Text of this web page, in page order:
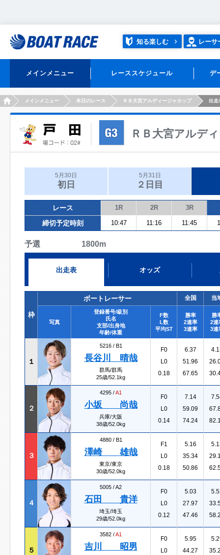
知る楽しむ レーサ
メインメニュー レーススケジュール デ
HOMEメインメニュー 本日のレース ＲＢ大宮アルディージャカップ 出走
ＲＢ大宮アルデ
5月30日
初日
5月31日
２日目
レース 1R 2R 3R
締切予定時刻 10:47 11:16 11:45
予選 1800m
出走表 オッズ
枠
ボートレーサー 全国 当
写真
登録番号/級別
氏名
支部/出身地
年齢/体重
F数
L数
平均ST
勝率
2連率
3連率
勝
2連
3連
１
5216 / B1
長谷川 晴哉
群馬/群馬
25歳/52.1kg
F0
L0
0.18
6.37
51.96
67.65
２
4295 /A1
小坂 尚哉
兵庫/大阪
38歳/52.0kg
F0
L0
0.14
7.14
59.09
74.24
３
4880 / B1
澤崎 雄哉
東京/東京
30歳/52.0kg
F1
L0
0.18
5.16
35.34
50.86
４
5005 /A2
石田 貴洋
埼玉/埼玉
29歳/52.0kg
F0
L0
0.12
5.03
27.97
47.46
５
3582 /A1
吉川 昭男
F0
L0
5.95
44.27